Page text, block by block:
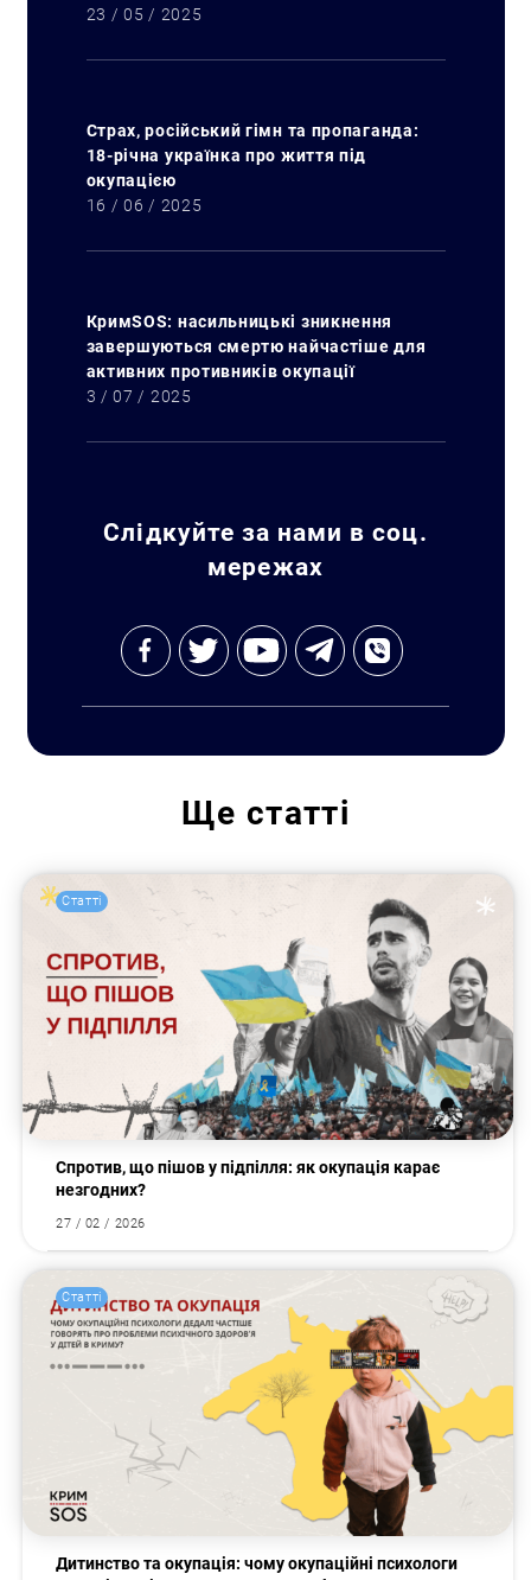
23 / 05 / 2025
Страх, російський гімн та пропаганда:
18-річна українка про життя під
окупацією
16 / 06 / 2025
КримSOS: насильницькі зникнення
завершуються смертю найчастіше для
активних противників окупації
3 / 07 / 2025
Слідкуйте за нами в соц.
мережах
Ще статті
Статті
Спротив, що пішов у підпілля: як окупація карає
незгодних?
27 / 02 / 2026
Статті
Дитинство та окупація: чому окупаційні психологи